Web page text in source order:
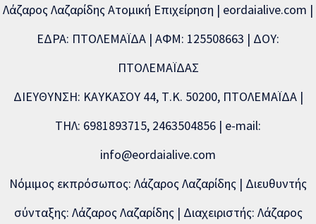
Λάζαρος Λαζαρίδης Ατομική Επιχείρηση | eordaialive.com |
ΕΔΡΑ: ΠΤΟΛΕΜΑΪΔΑ | ΑΦΜ: 125508663 | ΔΟΥ:
ΠΤΟΛΕΜΑΪΔΑΣ
ΔΙΕΥΘΥΝΣΗ: ΚΑΥΚΑΣΟΥ 44, Τ.Κ. 50200, ΠΤΟΛΕΜΑΪΔΑ |
ΤΗΛ: 6981893715, 2463504856 | e-mail:
info@eordaialive.com
Νόμιμος εκπρόσωπος: Λάζαρος Λαζαρίδης | Διευθυντής
σύνταξης: Λάζαρος Λαζαρίδης | Διαχειριστής: Λάζαρος